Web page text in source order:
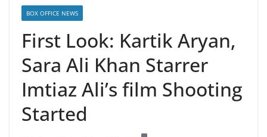
BOX OFFICE NEWS
First Look: Kartik Aryan,
Sara Ali Khan Starrer
Imtiaz Ali’s film Shooting
Started